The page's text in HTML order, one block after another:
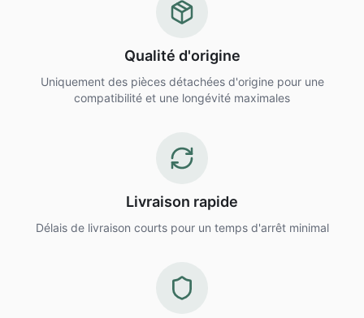
Qualité d'origine
Uniquement des pièces détachées d'origine pour une
compatibilité et une longévité maximales
Livraison rapide
Délais de livraison courts pour un temps d'arrêt minimal